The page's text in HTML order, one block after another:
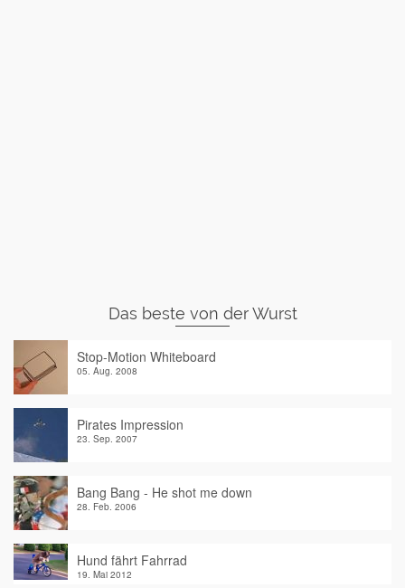
Das beste von der Wurst
Stop-Motion Whiteboard
05. Aug. 2008
Pirates Impression
23. Sep. 2007
Bang Bang - He shot me down
28. Feb. 2006
Hund fährt Fahrrad
19. Mai 2012